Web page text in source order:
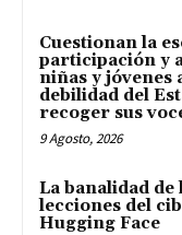
Cuestionan la
participación y
niñas y jóvenes
debilidad del
recoger sus
9 Agosto, 2026
La banalidad
lecciones del
Hugging Face